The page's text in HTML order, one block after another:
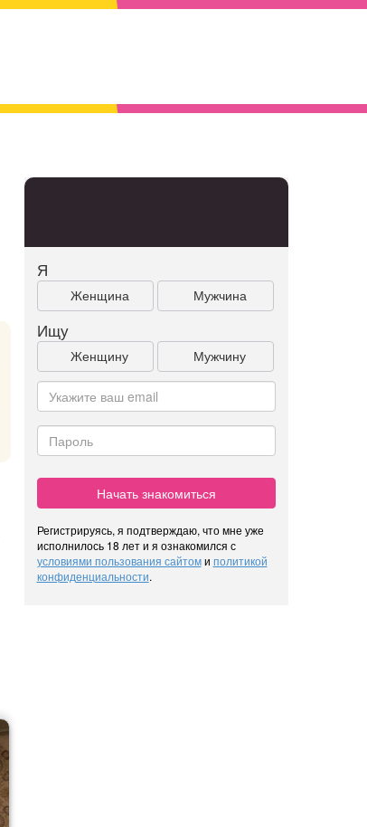
Я
Женщина Мужчина
Ищу
Женщину Мужчину
Начать знакомиться
Регистрируясь, я подтверждаю, что мне уже
исполнилось 18 лет и я ознакомился с
условиями пользования сайтоми политикой
конфиденциальности.